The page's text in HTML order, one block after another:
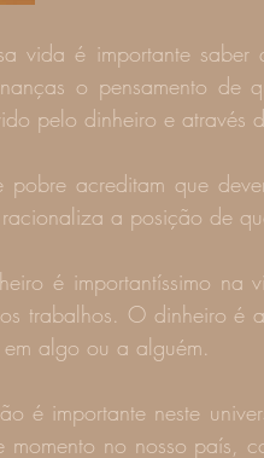
vida é importante saber
o pensamento de
pelo dinheiro e através
pobre acreditam que
a posição de
é importantíssimo na
trabalhos. O dinheiro é
algo ou a alguém.
momento no nosso país,